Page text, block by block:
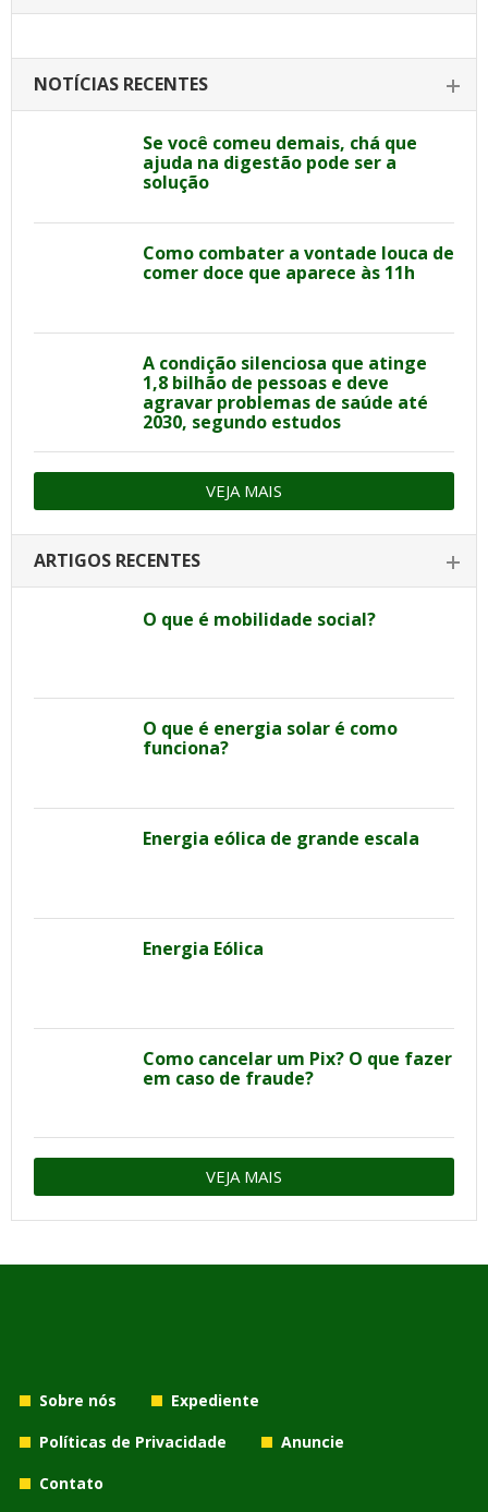
NOTÍCIAS RECENTES
Se você comeu demais, chá que
ajuda na digestão pode ser a
solução
Como combater a vontade louca de
comer doce que aparece às 11h
A condição silenciosa que atinge
1,8 bilhão de pessoas e deve
agravar problemas de saúde até
2030, segundo estudos
VEJA MAIS
ARTIGOS RECENTES
O que é mobilidade social?
O que é energia solar é como
funciona?
Energia eólica de grande escala
Energia Eólica
Como cancelar um Pix? O que fazer
em caso de fraude?
VEJA MAIS
Sobre nós
Expediente
Políticas de Privacidade
Anuncie
Contato